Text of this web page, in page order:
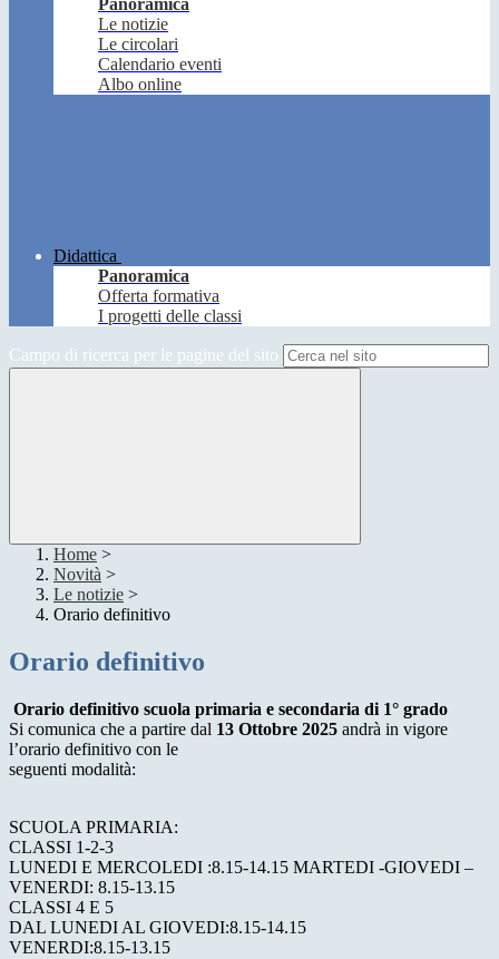
Panoramica
Le notizie
Le circolari
Calendario eventi
Albo online
Didattica
Panoramica
Offerta formativa
I progetti delle classi
Campo di ricerca per le pagine del sito
Home >
Novità >
Le notizie >
Orario definitivo
Orario definitivo
Orario definitivo scuola primaria e secondaria di 1° grado
Si comunica che a partire dal 13 Ottobre 2025 andrà in vigore
l’orario definitivo con le
seguenti modalità:
SCUOLA PRIMARIA:
CLASSI 1-2-3
LUNEDI E MERCOLEDI :8.15-14.15 MARTEDI -GIOVEDI –
VENERDI: 8.15-13.15
CLASSI 4 E 5
DAL LUNEDI AL GIOVEDI:8.15-14.15
VENERDI:8.15-13.15